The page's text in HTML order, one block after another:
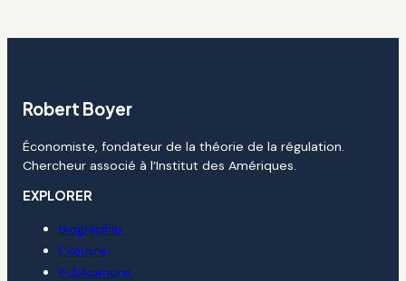
Robert Boyer
Économiste, fondateur de la théorie de la régulation.
Chercheur associé à l’Institut des Amériques.
EXPLORER
Biographie
L’œuvre
Publications